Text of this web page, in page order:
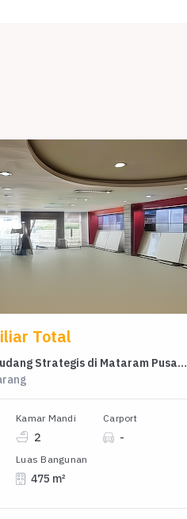
Total
Gedung dan Gudang Strategis di Mataram Pusat Bisnis Kota Semarang
Kamar Mandi
2
Carport
-
Luas Bangunan
475 m²